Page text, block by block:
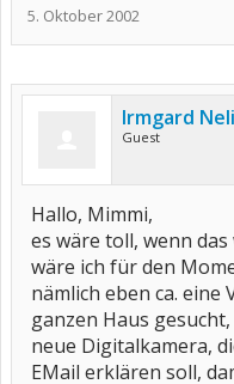
5. Oktober 2002
Irmgard
Guest
Hallo, Mimmi,
es wäre toll, wenn
wäre ich für den
nämlich eben ca.
ganzen Haus
neue Digitalkamera,
EMail erklären soll,